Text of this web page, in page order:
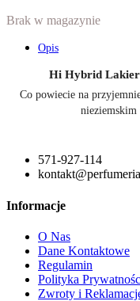
Brak w magazynie
Opis
Hi Hybrid Lakier
Co powiecie na
nieziemskim
571-927-114
Informacje
O Nas
Dane Kontaktowe
Regulamin
Polityka
Zwroty i